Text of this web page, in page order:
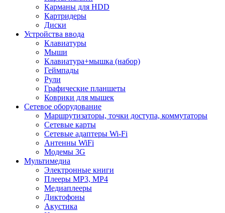
Карманы для HDD
Картридеры
Диски
Устройства ввода
Клавиатуры
Мыши
Клавиатура+мышка (набор)
Геймпады
Рули
Графические планшеты
Коврики для мышек
Сетевое оборудование
Маршрутизаторы, точки доступа, коммутаторы
Сетевые карты
Сетевые адаптеры Wi-Fi
Антенны WiFi
Модемы 3G
Мультимедиа
Электронные книги
Плееры MP3, MP4
Медиаплееры
Диктофоны
Акустика